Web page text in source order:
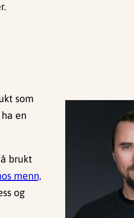
som
en
brukt
menn,
og